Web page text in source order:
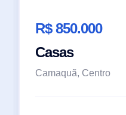
R$ 850.000
Casas
Camaquã, Centro